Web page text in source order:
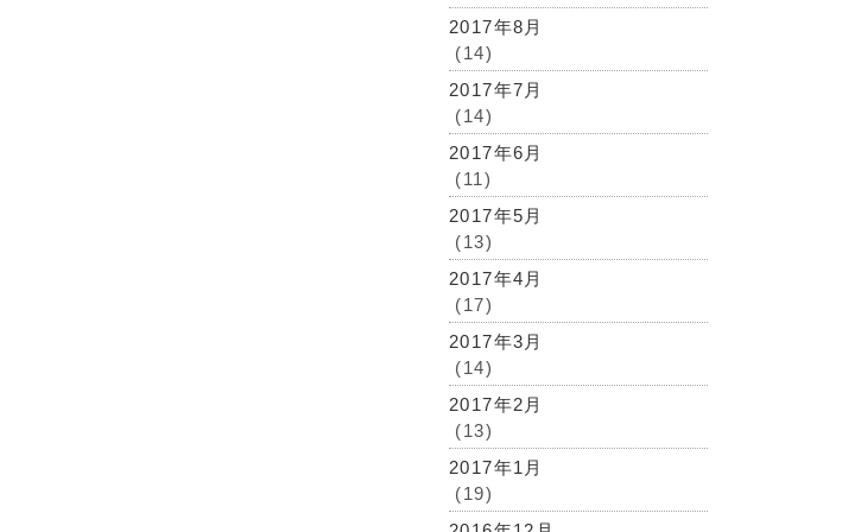
2017年8月
(14)
2017年7月
(14)
2017年6月
(11)
2017年5月
(13)
2017年4月
(17)
2017年3月
(14)
2017年2月
(13)
2017年1月
(19)